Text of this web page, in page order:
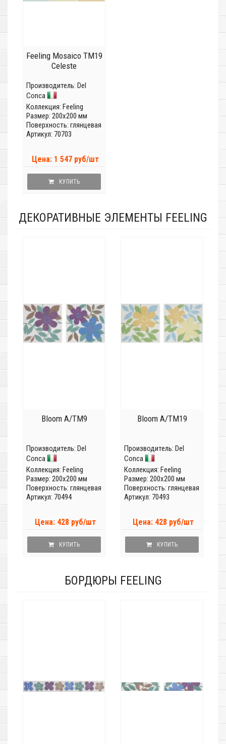
Feeling Mosaico TM19
Celeste
Производитель: Del
Conca
Коллекция: Feeling
Размер: 200x200 мм
Поверхность: глянцевая
Артикул: 70703
Цена: 1 547 руб/шт
КУПИТЬ
ДЕКОРАТИВНЫЕ ЭЛЕМЕНТЫ FEELING
Bloom A/TM9
Производитель: Del
Conca
Коллекция: Feeling
Размер: 200x200 мм
Поверхность: глянцевая
Артикул: 70494
Цена: 428 руб/шт
КУПИТЬ
Bloom A/TM19
Производитель: Del
Conca
Коллекция: Feeling
Размер: 200x200 мм
Поверхность: глянцевая
Артикул: 70493
Цена: 428 руб/шт
КУПИТЬ
БОРДЮРЫ FEELING